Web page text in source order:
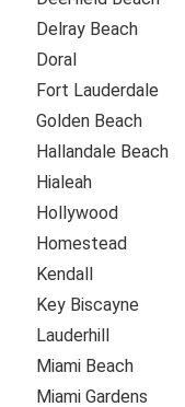
Delray Beach
Doral
Fort Lauderdale
Golden Beach
Hallandale Beach
Hialeah
Hollywood
Homestead
Kendall
Key Biscayne
Lauderhill
Miami Beach
Miami Gardens